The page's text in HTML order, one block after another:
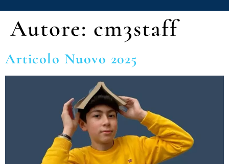
Autore: cm3staff
Articolo Nuovo 2025